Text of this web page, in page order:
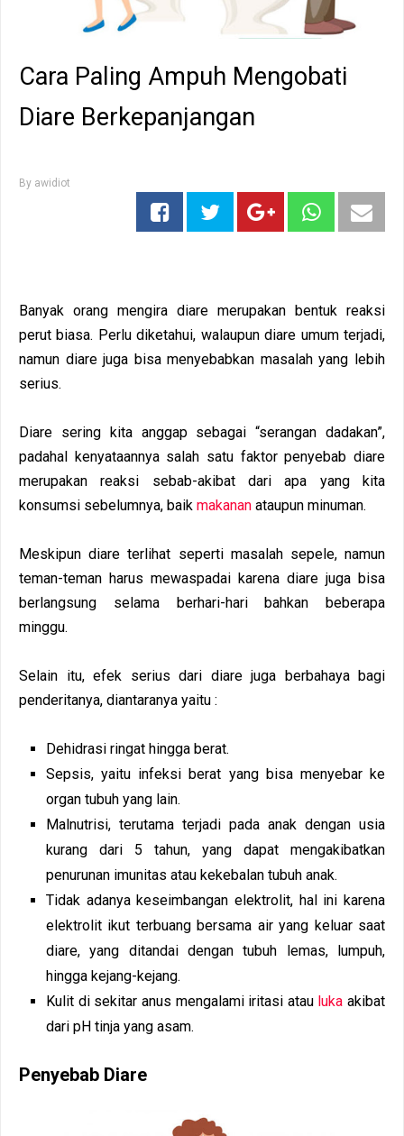
Cara Paling Ampuh Mengobati
Diare Berkepanjangan
By awidiot
Banyak orang mengira diare merupakan bentuk reaksi
perut biasa. Perlu diketahui, walaupun diare umum terjadi,
namun diare juga bisa menyebabkan masalah yang lebih
serius.
Diare sering kita anggap sebagai “serangan dadakan”,
padahal kenyataannya salah satu faktor penyebab diare
merupakan reaksi sebab-akibat dari apa yang kita
konsumsi sebelumnya, baik makanan ataupun minuman.
Meskipun diare terlihat seperti masalah sepele, namun
teman-teman harus mewaspadai karena diare juga bisa
berlangsung selama berhari-hari bahkan beberapa
minggu.
Selain itu, efek serius dari diare juga berbahaya bagi
penderitanya, diantaranya yaitu :
Dehidrasi ringat hingga berat.
Sepsis, yaitu infeksi berat yang bisa menyebar ke
organ tubuh yang lain.
Malnutrisi, terutama terjadi pada anak dengan usia
kurang dari 5 tahun, yang dapat mengakibatkan
penurunan imunitas atau kekebalan tubuh anak.
Tidak adanya keseimbangan elektrolit, hal ini karena
elektrolit ikut terbuang bersama air yang keluar saat
diare, yang ditandai dengan tubuh lemas, lumpuh,
hingga kejang-kejang.
Kulit di sekitar anus mengalami iritasi atau luka akibat
dari pH tinja yang asam.
Penyebab Diare